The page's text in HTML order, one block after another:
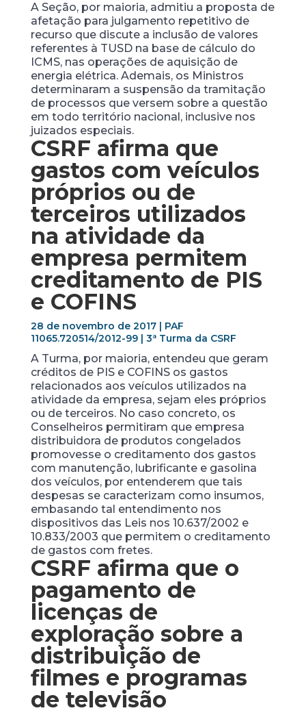
A Seção, por maioria, admitiu a proposta de
afetação para julgamento repetitivo de
recurso que discute a inclusão de valores
referentes à TUSD na base de cálculo do
ICMS, nas operações de aquisição de
energia elétrica. Ademais, os Ministros
determinaram a suspensão da tramitação
de processos que versem sobre a questão
em todo território nacional, inclusive nos
juizados especiais.
CSRF afirma que
gastos com veículos
próprios ou de
terceiros utilizados
na atividade da
empresa permitem
creditamento de PIS
e COFINS
28 de novembro de 2017 | PAF
11065.720514/2012-99 | 3ª Turma da CSRF
A Turma, por maioria, entendeu que geram
créditos de PIS e COFINS os gastos
relacionados aos veículos utilizados na
atividade da empresa, sejam eles próprios
ou de terceiros. No caso concreto, os
Conselheiros permitiram que empresa
distribuidora de produtos congelados
promovesse o creditamento dos gastos
com manutenção, lubrificante e gasolina
dos veículos, por entenderem que tais
despesas se caracterizam como insumos,
embasando tal entendimento nos
dispositivos das Leis nos 10.637/2002 e
10.833/2003 que permitem o creditamento
de gastos com fretes.
CSRF afirma que o
pagamento de
licenças de
exploração sobre a
distribuição de
filmes e programas
de televisão